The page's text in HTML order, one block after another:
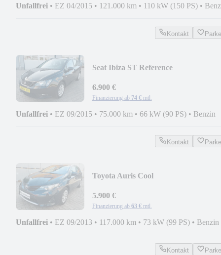
Unfallfrei • EZ 04/2015 • 121.000 km • 110 kW (150 PS) •
Kontakt
Seat Ibiza ST Reference
6.900 €
Finanzierung ab 74 € mtl.
Unfallfrei • EZ 09/2015 • 75.000 km • 66 kW (90 PS) • Benzin
Kontakt
Toyota Auris Cool
5.900 €
Finanzierung ab 63 € mtl.
Unfallfrei • EZ 09/2013 • 117.000 km • 73 kW (99 PS) • Benzin
Kontakt